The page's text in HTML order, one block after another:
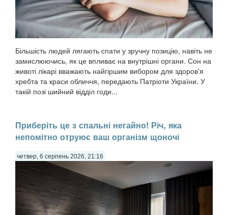
Більшість людей лягають спати у зручну позицію, навіть не
замислюючись, як це впливає на внутрішні органи. Сон на
животі лікарі вважають найгіршим вибором для здоров'я
хребта та краси обличчя, передають Патріоти України. У
такій позі шийний відділ годи...
Приберіть це з спальні негайно! Річ, яка
непомітно отруює ваш організм щоночі
четвер, 6 серпень 2026, 21:16